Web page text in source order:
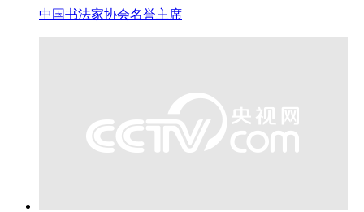
中国书法家协会名誉主席